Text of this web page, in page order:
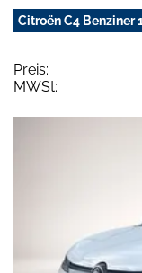
Citroën C4 Benziner
Preis:
MWSt: